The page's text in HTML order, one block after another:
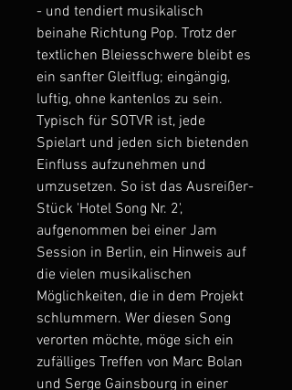
- und tendiert musikalisch
beinahe Richtung Pop. Trotz der
textlichen Bleiesschwere bleibt es
ein sanfter Gleitflug; eingängig,
luftig, ohne kantenlos zu sein.
Typisch für SOTVR ist, jede
Spielart und jeden sich bietenden
Einfluss aufzunehmen und
umzusetzen. So ist das Ausreißer-
Stück 'Hotel Song Nr. 2',
aufgenommen bei einer Jam
Session in Berlin, ein Hinweis auf
die vielen musikalischen
Möglichkeiten, die in dem Projekt
schlummern. Wer diesen Song
verorten möchte, möge sich ein
zufälliges Treffen von Marc Bolan
und Serge Gainsbourg in einer